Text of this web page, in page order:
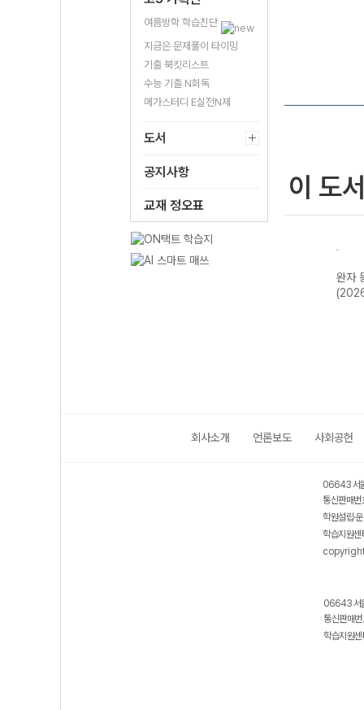
여름방학 학습진단
지금은 문제풀이 타이밍
기출 북킷리스트
수능 기출 N회독
메가스터디 E실전N제
도서
공지사항
교재 정오표
이 도
완자
회사소개 언론보도 사회공헌
06643 서
통신판매
학원설립·
학습지원
06643 서
통신판매
학습지원